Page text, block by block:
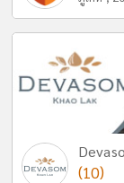
(10)